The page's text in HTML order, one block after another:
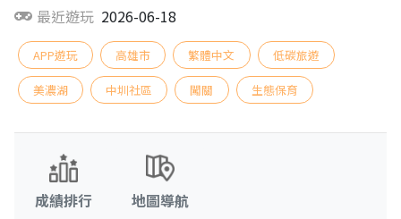
最近遊玩 2026-06-18
APP遊玩 高雄市 繁體中文 低碳旅遊
美濃湖 中圳社區 闖關 生態保育
成績排行 地圖導航